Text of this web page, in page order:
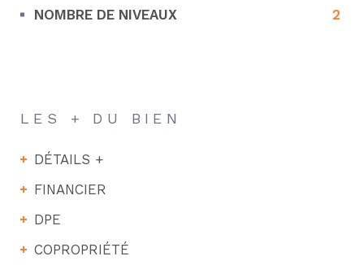
NOMBRE DE NIVEAUX
2
LES + DU BIEN
DÉTAILS +
FINANCIER
DPE
COPROPRIÉTÉ